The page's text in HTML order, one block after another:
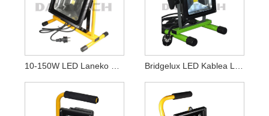
10-150W LED Laneko Uholde-Argia Bridgelux LED Kablea Lanerako Argia 85-265VAC Lanpara